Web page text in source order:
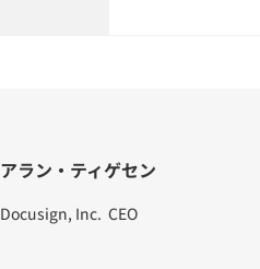
アラン・ティゲセン
Docusign, Inc. CEO